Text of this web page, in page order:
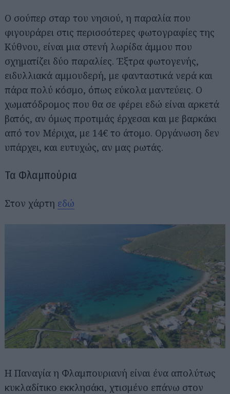
Ο σούπερ σταρ του νησιού, η παραλία που
φιγουράρει στις περισσότερες φωτογραφίες της
Κύθνου, είναι μια στενή λωρίδα άμμου που
σχηματίζει δύο παραλίες. Έξτρα φωτογενής,
ειδυλλιακά αμμουδερή, με φανταστικά νερά και
πάρα πολύ κόσμο, όπως εύκολα μαντεύεις. Ο
χωματόδρομος που θα σε φέρει εδώ είναι αρκετά
βατός, αν όμως προτιμάς έρχεσαι και με βαρκάκι
από τον Μέριχα, με 14€ το άτομο. Οργάνωση δεν
υπάρχει, και ευτυχώς, αν μας ρωτάς.
Τα Φλαμπούρια
Στον χάρτη εδώ
Η Παναγία η Φλαμπουριανή είναι ένα απολύτως
κυκλαδίτικο εκκλησάκι, χτισμένο επάνω στον